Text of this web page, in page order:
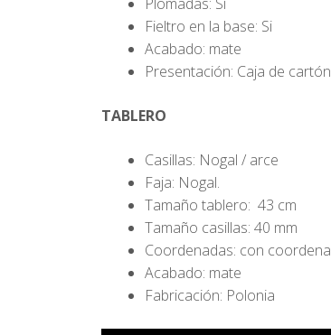
Fieltro en la base: Si
Acabado: mate
Presentación: Caja de
TABLERO
Casillas: Nogal / arce
Faja: Nogal.
Tamaño tablero: 43 cm
Tamaño casillas: 40 mm
Coordenadas: con
Acabado: mate
Fabricación: Polonia